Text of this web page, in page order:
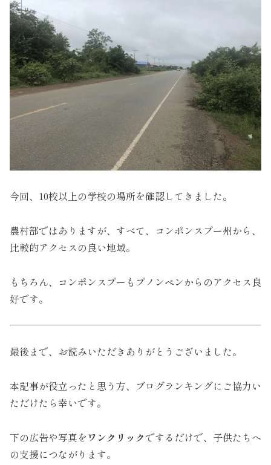
今回、10校以上の学校の場所を確認してきました。
農村部ではありますが、すべて、コンポンスプー州から、
比較的アクセスの良い地域。
もちろん、コンポンスプーもプノンペンからのアクセス良
好です。
最後まで、お読みいただきありがとうございました。
本記事が役立ったと思う方、ブログランキングにご協力い
ただけたら幸いです。
下の広告や写真をワンクリックでするだけで、子供たちへ
の支援につながります。